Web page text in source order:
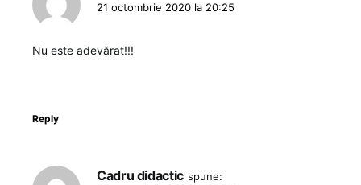
21 octombrie 2020 la 20:25
Nu este adevărat!!!
Reply
Cadru didactic spune: